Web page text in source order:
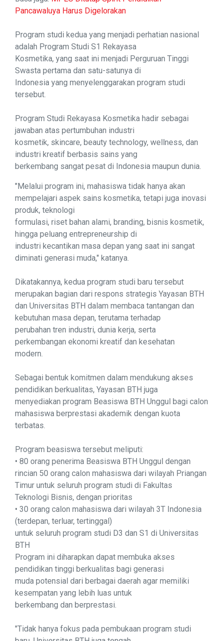
Pancawaluya Harus Digelorakan
Program studi kedua yang menjadi perhatian nasional
adalah Program Studi S1 Rekayasa
Kosmetika, yang saat ini menjadi Perguruan Tinggi
Swasta pertama dan satu-satunya di
Indonesia yang menyelenggarakan program studi
tersebut.
Program Studi Rekayasa Kosmetika hadir sebagai
jawaban atas pertumbuhan industri
kosmetik, skincare, beauty technology, wellness, dan
industri kreatif berbasis sains yang
berkembang sangat pesat di Indonesia maupun dunia.
"Melalui program ini, mahasiswa tidak hanya akan
mempelajari aspek sains kosmetika, tetapi juga inovasi
produk, teknologi
formulasi, riset bahan alami, branding, bisnis kosmetik,
hingga peluang entrepreneurship di
industri kecantikan masa depan yang saat ini sangat
diminati generasi muda," katanya.
Dikatakannya, kedua program studi baru tersebut
merupakan bagian dari respons strategis Yayasan BTH
dan Universitas BTH dalam membaca tantangan dan
kebutuhan masa depan, terutama terhadap
perubahan tren industri, dunia kerja, serta
perkembangan ekonomi kreatif dan kesehatan
modern.
Sebagai bentuk komitmen dalam mendukung akses
pendidikan berkualitas, Yayasan BTH juga
menyediakan program Beasiswa BTH Unggul bagi calon
mahasiswa berprestasi akademik dengan kuota
terbatas.
Program beasiswa tersebut meliputi:
• 80 orang penerima Beasiswa BTH Unggul dengan
rincian 50 orang calon mahasiswa dari wilayah Priangan
Timur untuk seluruh program studi di Fakultas
Teknologi Bisnis, dengan prioritas
• 30 orang calon mahasiswa dari wilayah 3T Indonesia
(terdepan, terluar, tertinggal)
untuk seluruh program studi D3 dan S1 di Universitas
BTH
Program ini diharapkan dapat membuka akses
pendidikan tinggi berkualitas bagi generasi
muda potensial dari berbagai daerah agar memiliki
kesempatan yang lebih luas untuk
berkembang dan berprestasi.
"Tidak hanya fokus pada pembukaan program studi